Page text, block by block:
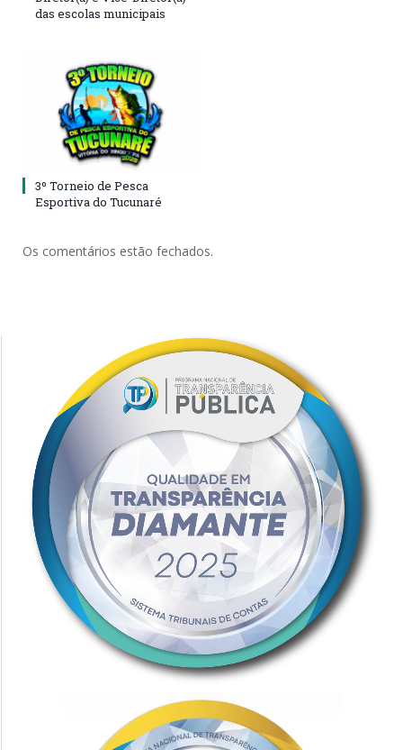
das escolas municipais
3º Torneio de Pesca
Esportiva do Tucunaré
Os comentários estão fechados.